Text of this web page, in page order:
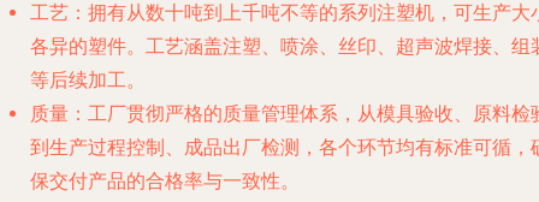
工艺 ：拥有从数十吨到上千吨不等的系列注塑机，可生产大
各异的塑件。工艺涵盖注塑、喷涂、丝印、超声波焊接、组
等后续加工。
质量 ：工厂贯彻严格的质量管理体系，从模具验收、原料检
到生产过程控制、成品出厂检测，各个环节均有标准可循，
保交付产品的合格率与一致性。